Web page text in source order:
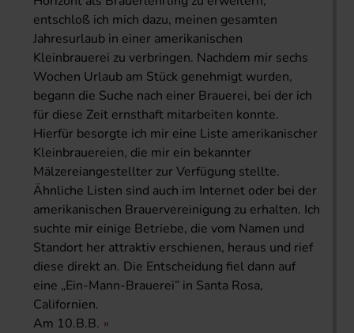
entschloß ich mich dazu, meinen gesamten
Jahresurlaub in einer amerikanischen
Kleinbrauerei zu verbringen. Nachdem mir sechs
Wochen Urlaub am Stück genehmigt wurden,
begann die Suche nach einer Brauerei, bei der ich
für diese Zeit ernsthaft mitarbeiten konnte.
Hierfür besorgte ich mir eine Liste amerikanischer
Kleinbrauereien, die mir ein bekannter
Mälzereiangestellter zur Verfügung stellte.
Ähnliche Listen sind auch im Internet oder bei der
amerikanischen Brauervereinigung zu erhalten. Ich
suchte mir einige Betriebe, die vom Namen und
Standort her attraktiv erschienen, heraus und rief
diese direkt an. Die Entscheidung fiel dann auf
eine „Ein-Mann-Brauerei” in Santa Rosa,
Californien.
Am 10.B.B.